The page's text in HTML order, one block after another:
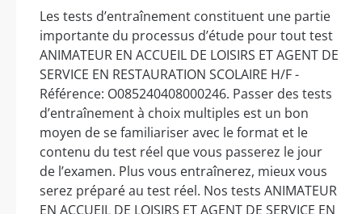
Les tests d’entraînement constituent une partie
importante du processus d’étude pour tout test
ANIMATEUR EN ACCUEIL DE LOISIRS ET AGENT DE
SERVICE EN RESTAURATION SCOLAIRE H/F -
Référence: O085240408000246. Passer des tests
d’entraînement à choix multiples est un bon
moyen de se familiariser avec le format et le
contenu du test réel que vous passerez le jour
de l’examen. Plus vous entraînerez, mieux vous
serez préparé au test réel. Nos tests ANIMATEUR
EN ACCUEIL DE LOISIRS ET AGENT DE SERVICE EN